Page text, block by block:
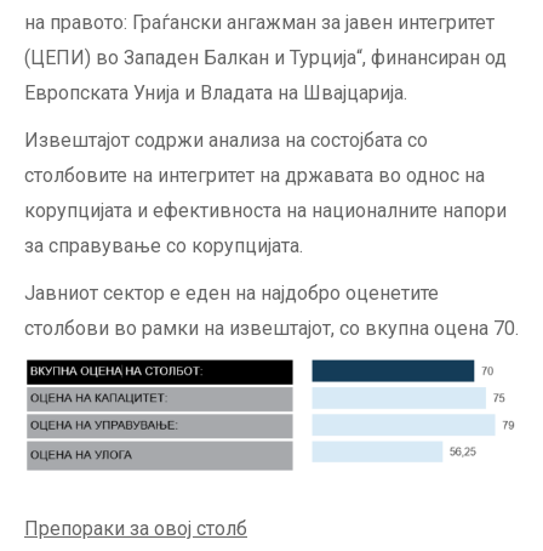
на правото: Граѓански ангажман за јавен интегритет
(ЦЕПИ) во Западен Балкан и Турција“, финансиран од
Европската Унија и Владата на Швајцарија.
Извештајот содржи анализа на состојбата со
столбовите на интегритет на државата во однос на
корупцијата и ефективноста на националните напори
за справување со корупцијата.
Јавниот сектор е еден на најдобро оценетите
столбови во рамки на извештајот, со вкупна оцена 70.
Препораки за овој столб